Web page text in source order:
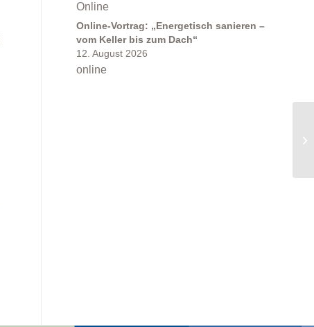
Online
Online-Vortrag: „Energetisch sanieren –
vom Keller bis zum Dach“
12. August 2026
online